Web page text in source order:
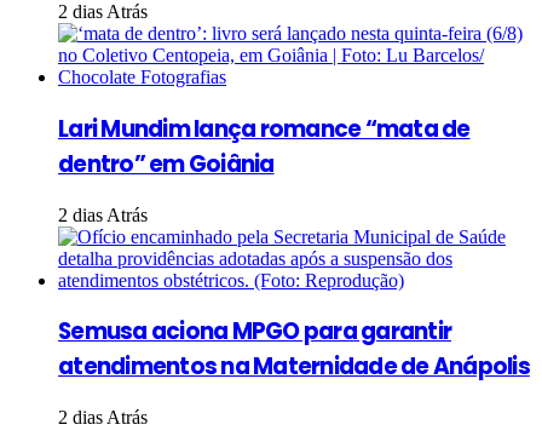
2 dias Atrás
Lari Mundim lança romance “mata de
dentro” em Goiânia
2 dias Atrás
Semusa aciona MPGO para garantir
atendimentos na Maternidade de Anápolis
2 dias Atrás